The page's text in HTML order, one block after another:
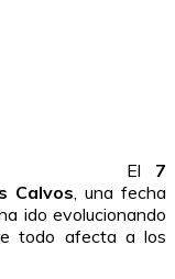
El 7
Calvos , una fecha
ido evolucionando
todo afecta a los